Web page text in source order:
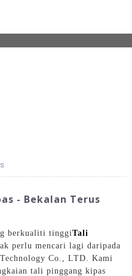
- Bekalan Terus
berkualiti tinggiTali
perlu mencari lagi daripada
Co., LTD. Kami
tali pinggang kipas